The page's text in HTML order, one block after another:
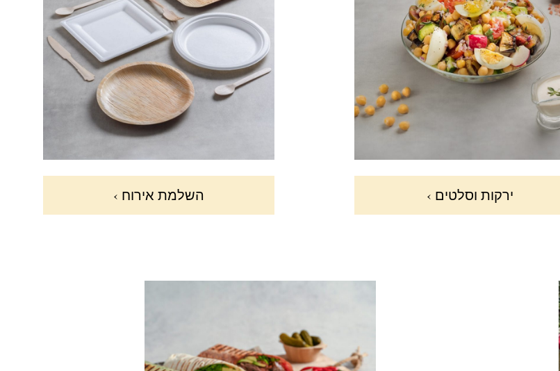
ירקות וסלטים › השלמת אירוח ›